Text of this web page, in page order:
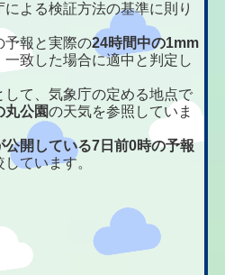
よる検証方法の基準に則り
報と実際の24時間中の1mm
一致した場合に適中と判定し
て、気象庁の定める地点で
丸公園の天気を参照していま
公開している7日前0時の予報
ています。